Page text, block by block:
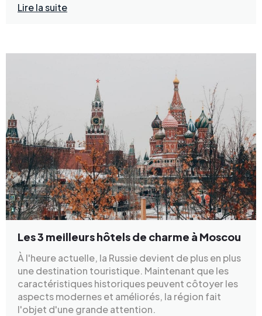
Lire la suite
Les 3 meilleurs hôtels de charme à Moscou
À l'heure actuelle, la Russie devient de plus en plus
une destination touristique. Maintenant que les
caractéristiques historiques peuvent côtoyer les
aspects modernes et améliorés, la région fait
l'objet d'une grande attention.